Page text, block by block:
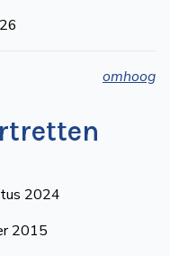
omhoog
2024
2015